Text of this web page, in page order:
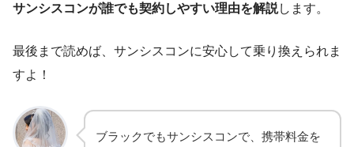
サンシスコンが誰でも契約しやすい理由を解説します。
最後まで読めば、サンシスコンに安心して乗り換えられま
すよ！
ブラックでもサンシスコンで、携帯料金を